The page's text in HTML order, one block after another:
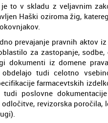
to v skladu z veljavnim
Haški oziroma žig,
prevajanje pravnih aktov
za zastopanje,
dokumenti iz domene
tudi celotno
farmacevtskih
poslovne
revizorska poročila,